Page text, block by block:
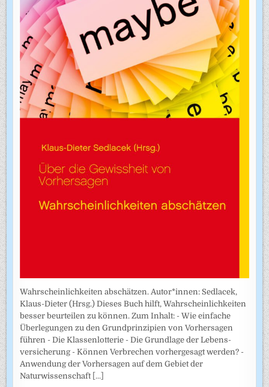
Wahrscheinlichkeiten abschätzen. Autor*innen: Sedlacek,
Klaus-Dieter (Hrsg.) Dieses Buch hilft, Wahrscheinlichkeiten
besser beurteilen zu können. Zum Inhalt: - Wie einfache
Überlegungen zu den Grundprinzipien von Vorhersagen
führen - Die Klassenlotterie - Die Grundlage der Lebens­
versicherung - Können Verbrechen vorhergesagt werden? -
Anwendung der Vorhersagen auf dem Gebiet der
Naturwissenschaft [...]